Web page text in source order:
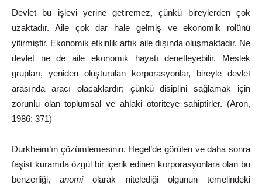
Devlet bu işlevi yerine getiremez, çünkü bireylerden çok
uzaktadır. Aile çok dar hale gelmiş ve ekonomik rolünü
yitirmiştir. Ekonomik etkinlik artık aile dışında oluşmaktadır. Ne
devlet ne de aile ekonomik hayatı denetleyebilir. Meslek
grupları, yeniden oluşturulan korporasyonlar, bireyle devlet
arasında aracı olacaklardır; çünkü disiplini sağlamak için
zorunlu olan toplumsal ve ahlaki otoriteye sahiptirler. (Aron,
1986: 371)
Durkheim’ın çözümlemesinin, Hegel’de görülen ve daha sonra
faşist kuramda özgül bir içerik edinen korporasyonlara olan bu
benzerliği,anomiolarak nitelediği olgunun temelindeki